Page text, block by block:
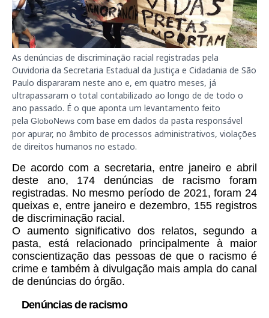
As denúncias de discriminação racial registradas pela
Ouvidoria da Secretaria Estadual da Justiça e Cidadania de São
Paulo dispararam neste ano e, em quatro meses, já
ultrapassaram o total contabilizado ao longo de de todo o
ano passado. É o que aponta um levantamento feito
pela GloboNews com base em dados da pasta responsável
por apurar, no âmbito de processos administrativos, violações
de direitos humanos no estado.
De acordo com a secretaria,entre janeiro e abril
deste ano, 174 denúncias de racismo foram
registradas. No mesmo período de 2021,foram 24
queixas e, entre janeiro e dezembro, 155 registros
de discriminação racial.
O aumento significativo dos relatos, segundo a
pasta, está relacionado principalmente à maior
conscientização das pessoas de que o racismo é
crime e também à divulgação mais ampla do canal
de denúncias do órgão.
Denúncias de racismo